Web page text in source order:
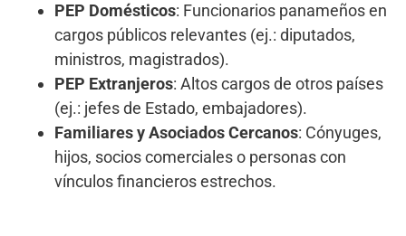
PEP Domésticos: Funcionarios panameños en
cargos públicos relevantes (ej.: diputados,
ministros, magistrados).
PEP Extranjeros: Altos cargos de otros países
(ej.: jefes de Estado, embajadores).
Familiares y Asociados Cercanos: Cónyuges,
hijos, socios comerciales o personas con
vínculos financieros estrechos.